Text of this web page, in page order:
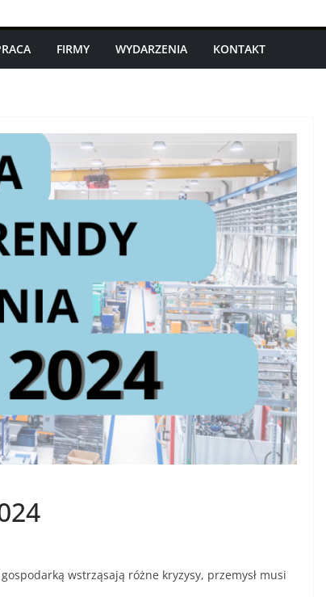
FIRMY WYDARZENIA KONTAKT
wstrząsają różne kryzysy, przemysł musi